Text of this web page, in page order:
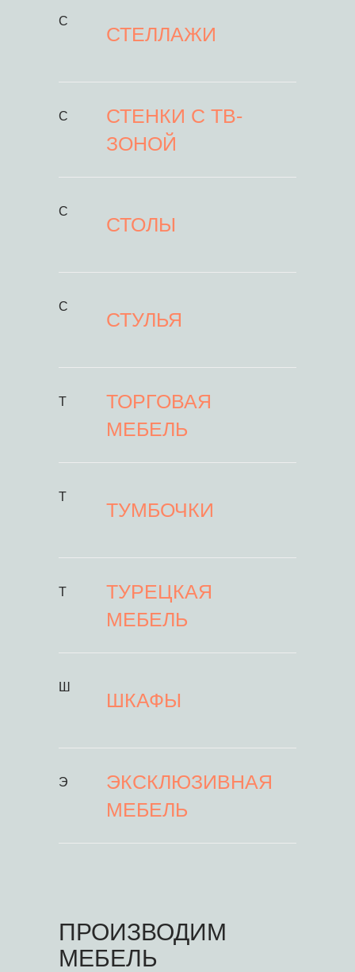
С
СТЕЛЛАЖИ
С
СТЕНКИ С ТВ-
ЗОНОЙ
С
СТОЛЫ
С
СТУЛЬЯ
Т
ТОРГОВАЯ
МЕБЕЛЬ
Т
ТУМБОЧКИ
Т
ТУРЕЦКАЯ
МЕБЕЛЬ
Ш
ШКАФЫ
Э
ЭКСКЛЮЗИВНАЯ
МЕБЕЛЬ
ПРОИЗВОДИМ
МЕБЕЛЬ